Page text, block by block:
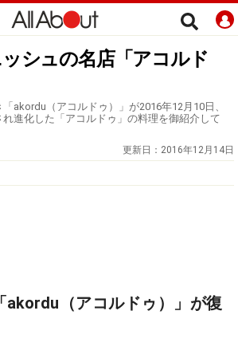
シュの名店「アコルド
akordu（アコルドゥ）」が2016年12月10日、
進化した「アコルドゥ」の料理を御紹介して
更新日： 2016年12月14日
akordu（アコルドゥ）」が復